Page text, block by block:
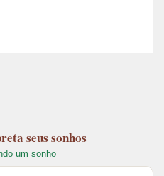
seus sonhos
um sonho